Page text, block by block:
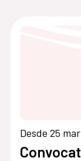
Desde 25